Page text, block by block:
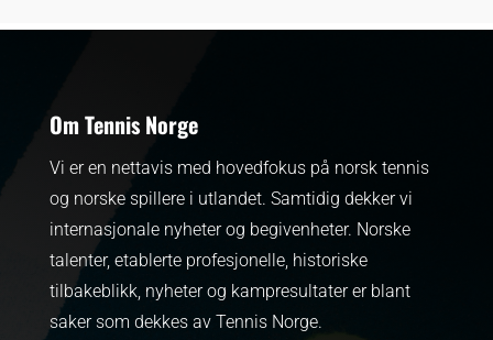
Om Tennis Norge
Vi er en nettavis med hovedfokus på norsk tennis
og norske spillere i utlandet. Samtidig dekker vi
internasjonale nyheter og begivenheter. Norske
talenter, etablerte profesjonelle, historiske
tilbakeblikk, nyheter og kampresultater er blant
saker som dekkes av Tennis Norge.